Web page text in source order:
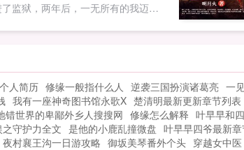
监狱，两年后，一无所有的我迈出
人简历 修缘一般指什么人 逆袭三国扮演诸葛亮 一
我有一座神奇图书馆永歌X 楚清明最新更新章节列表
错世界的卑鄙外乡人搜搜网 修缘怎么解释 叶早早和
之守护力全文 是他的小鹿乱撞微盘 叶早早四爷最新
夜村襄王沟一日游攻略 御坂美琴番外个头 穿越女中医